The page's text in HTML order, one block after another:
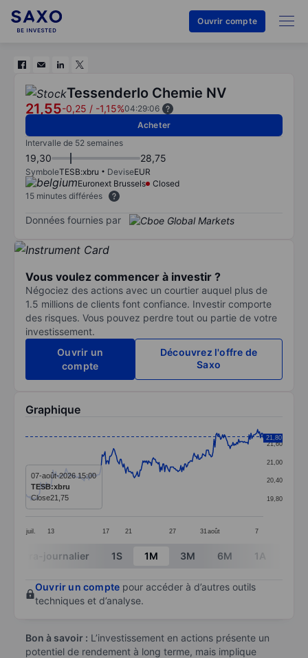
Ouvrir compte
Tessenderlo Chemie NV
21,55-0,25 / -1,15%04:29:06
Acheter
Intervalle de 52 semaines
19,30 28,75
SymboleTESB:xbru DeviseEUR
Euronext Brussels
Closed
15 minutes différées
Données fournies par
Vous voulez commencer à investir ?
Négociez des actions avec un courtier auquel plus de
1.5 millions de clients font confiance. Investir comporte
des risques. Vous pouvez perdre tout ou partie de votre
investissement.
Ouvrir un
compte
Découvrez l'offre de
Saxo
Graphique
Line chart with 252 data points.
The chart has 1 X axis displaying categories.
The chart has 1 Y axis displaying values. Data
juil. 13 17 21 27 31 août 7
19,80
20,40
21,00
21,60
21,80
07-août-2026 15:00
TESB:xbru
Close21,75
End of interactive chart.
Intra-journalier 1S 1M 3M 6M 1A
Ouvrir un compte pour accéder à d’autres outils
techniques et d’analyse.
Bon à savoir : L’investissement en actions présente un
potentiel de rendement à long terme, mais implique